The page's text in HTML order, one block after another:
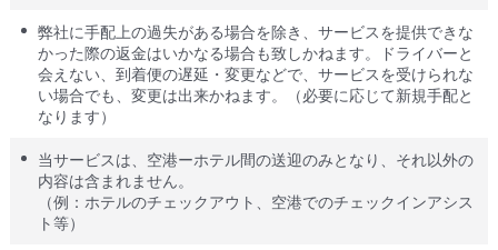
弊社に手配上の過失がある場合を除き、サービスを提供できな
かった際の返金はいかなる場合も致しかねます。ドライバーと
会えない、到着便の遅延・変更などで、サービスを受けられな
い場合でも、変更は出来かねます。（必要に応じて新規手配と
なります）
当サービスは、空港ーホテル間の送迎のみとなり、それ以外の
内容は含まれません。
（例：ホテルのチェックアウト、空港でのチェックインアシス
ト等）